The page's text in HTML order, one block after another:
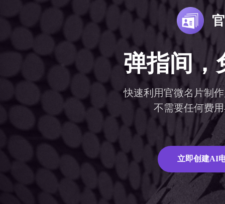
私域流量营销解决方案分享和获客的
新型网站
官方商城
线上营销线下引流带客增效
助力企业构建多应用场景低成本轻松
全网媒体号
获取所有媒体号内容一键分发全网
文
库
全
一
多
业
完
服
统
版
规
官方商城
拥有独立自主的官方商城系统
打造业务核心环节，轻松闭环
预约服务
打通线上线下全行业应用场景
流程规范化、智能化、自动化
房产行
一体
汽车
发布
公务
提高行
协会
提升运
LTD实例起源
数字化经营方法论成果
LTD方法论概述
LTD即L2D (lead to deal)，是“从引导到
LTD方法论解决什么问题
解决“把自己的生意互联网化”的思想方法
LTD方法论的五个关键节点
从引导到成交，经营数字化，企业做更大
LTD是LTC思想的数字化进化与升级
LTD是行为方法论（思想），可以固化到
LTD建
LTD编
营销
功能
直播
系统功
全视
基于营
的方式
帮助
为您整
弹指间，
立即创建AI
快速利用官微名片制
不需要任何费